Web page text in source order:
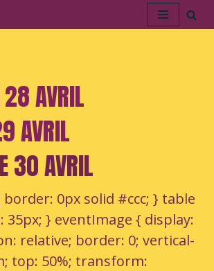
28 AVRIL
AVRIL
30 AVRIL
0px solid #ccc; } table
} eventImage { display:
relative; border: 0; vertical-
top: 50%; transform: